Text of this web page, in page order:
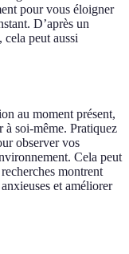
pour vous éloigner
D’après un
, cela peut aussi
au moment présent,
à soi-même. Pratiquez
observer vos
Cela peut
montrent
et améliorer